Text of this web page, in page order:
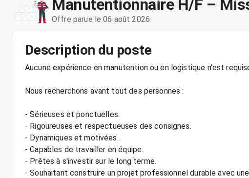
Manutentionnaire H/F –
Offre parue le 06 août 2026
Description du poste
Aucune expérience en manutention ou en logistique n'est
Nous recherchons avant tout des personnes :
- Sérieuses et ponctuelles.
- Rigoureuses et respectueuses des consignes.
- Dynamiques et motivées.
- Capables de travailler en équipe.
- Prêtes à s'investir sur le long terme.
- Souhaitant construire un projet professionnel durable avec